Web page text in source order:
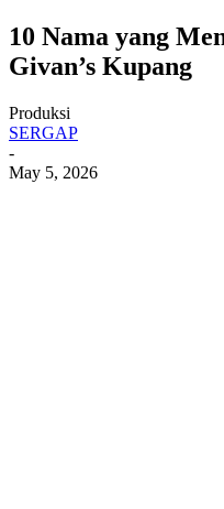
10 Nama yang
Givan’s Kupang
Produksi
SERGAP
-
May 5, 2026